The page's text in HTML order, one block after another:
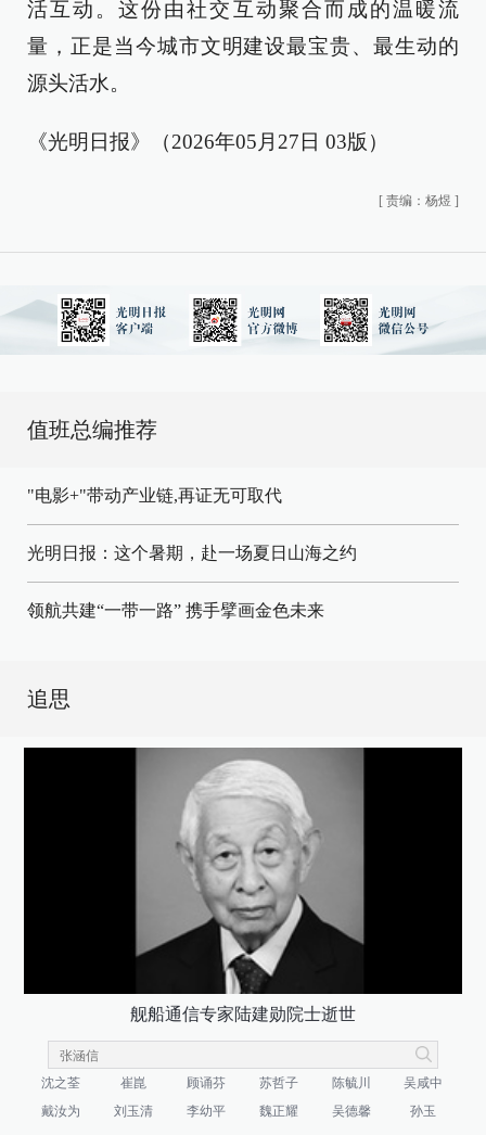
活互动。这份由社交互动聚合而成的温暖流
量，正是当今城市文明建设最宝贵、最生动的
源头活水。
《光明日报》（2026年05月27日 03版）
[ 责编：杨煜 ]
值班总编推荐
"电影+"带动产业链,再证无可取代
光明日报：这个暑期，赴一场夏日山海之约
领航共建“一带一路” 携手擘画金色未来
追思
舰船通信专家陆建勋院士逝世
沈之荃 崔崑 顾诵芬 苏哲子 陈毓川
吴咸中
戴汝为
刘玉清 李幼平 魏正耀 吴德馨 孙玉